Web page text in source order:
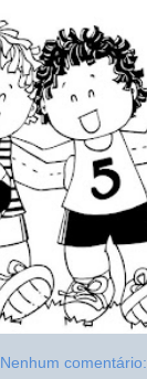
Nenhum comentário: